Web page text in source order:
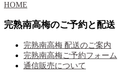
HOME
完熟南高梅のご予約と配送
完熟南高梅 配送のご案内
完熟南高梅ご予約フォーム
通信販売について